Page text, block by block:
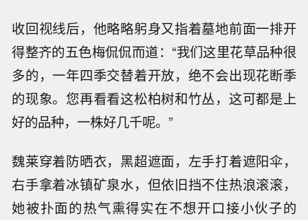
收回视线后，他略略躬身又指着墓地前面一排开
得整齐的五色梅侃侃而道：“我们这里花草品种很
多的，一年四季交替着开放，绝不会出现花断季
的现象。您再看看这松柏树和竹丛，这可都是上
好的品种，一株好几千呢。”
魏莱穿着防晒衣，黑超遮面，左手打着遮阳伞，
右手拿着冰镇矿泉水，但依旧挡不住热浪滚滚，
她被扑面的热气熏得实在不想开口接小伙子的